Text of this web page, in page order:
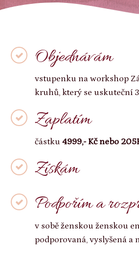
Objednávám
vstupenku na workshop
kruhů, který se uskuteční
Zaplatím
částku4999,- Kč nebo
Získám
Podpořím a
v sobě ženskou ženskou
podporovaná, vyslyšená a